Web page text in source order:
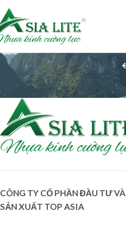
CÔNG TY CỔ PHẦN ĐẦU TƯ VÀ
SẢN XUẤT TOP ASIA